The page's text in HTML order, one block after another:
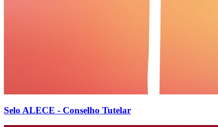
Selo ALECE - Conselho Tutelar